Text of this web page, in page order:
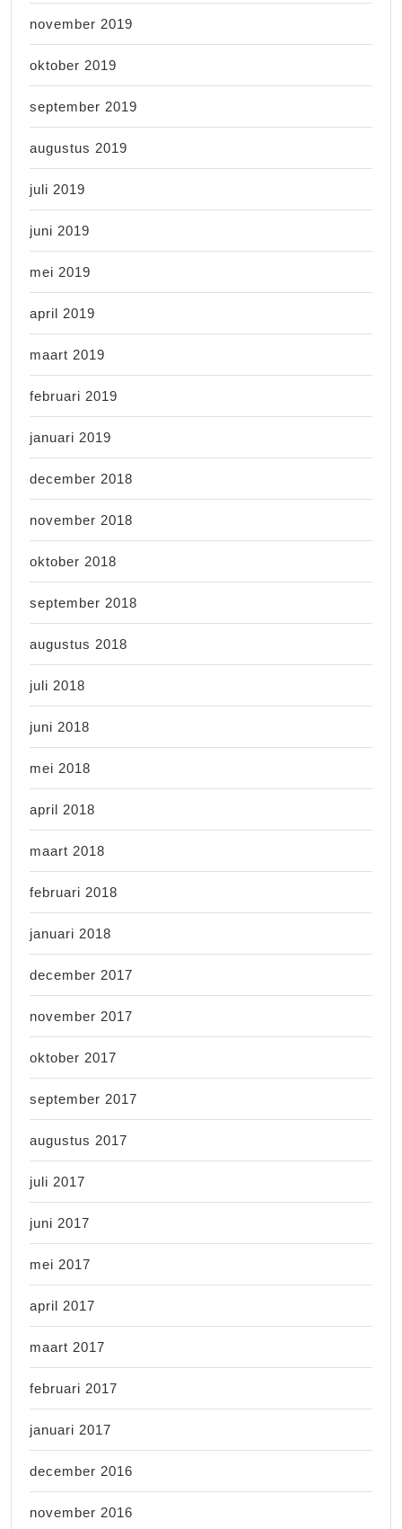
november 2019
oktober 2019
september 2019
augustus 2019
juli 2019
juni 2019
mei 2019
april 2019
maart 2019
februari 2019
januari 2019
december 2018
november 2018
oktober 2018
september 2018
augustus 2018
juli 2018
juni 2018
mei 2018
april 2018
maart 2018
februari 2018
januari 2018
december 2017
november 2017
oktober 2017
september 2017
augustus 2017
juli 2017
juni 2017
mei 2017
april 2017
maart 2017
februari 2017
januari 2017
december 2016
november 2016